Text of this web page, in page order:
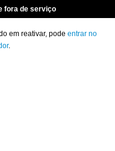
fora de serviço
em reativar, pode entrar no
.